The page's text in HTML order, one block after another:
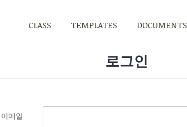
CLASS TEMPLATES DOCUMENTS
로그인
이메일